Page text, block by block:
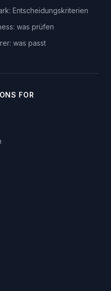
Entscheidungskriterien
was prüfen
was passt
FOR